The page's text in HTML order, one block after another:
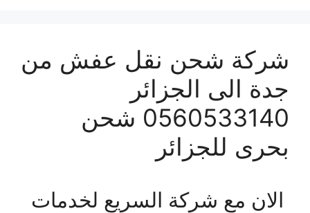
شركة شحن نقل عفش من
جدة الى الجزائر
0560533140 شحن
بحرى للجزائر
الان مع شركة السريع لخدمات